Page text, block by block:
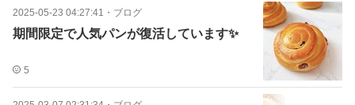
2025-05-23 04:27:41 ・ ブログ
期間限定で人気パンが復活しています✨
5